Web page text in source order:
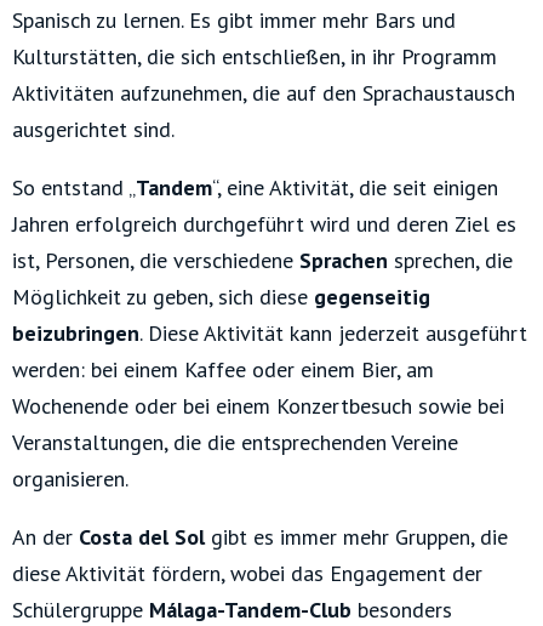
Spanisch zu lernen. Es gibt immer mehr Bars und
Kulturstätten, die sich entschließen, in ihr Programm
Aktivitäten aufzunehmen, die auf den Sprachaustausch
ausgerichtet sind.
So entstand „Tandem“, eine Aktivität, die seit einigen
Jahren erfolgreich durchgeführt wird und deren Ziel es
ist, Personen, die verschiedene Sprachen sprechen, die
Möglichkeit zu geben, sich diese gegenseitig
beizubringen. Diese Aktivität kann jederzeit ausgeführt
werden: bei einem Kaffee oder einem Bier, am
Wochenende oder bei einem Konzertbesuch sowie bei
Veranstaltungen, die die entsprechenden Vereine
organisieren.
An der Costa del Sol gibt es immer mehr Gruppen, die
diese Aktivität fördern, wobei das Engagement der
Schülergruppe Málaga-Tandem-Club besonders